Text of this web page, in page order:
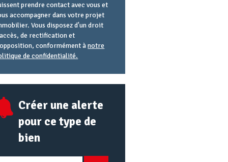
prendre contact avec vous et
accompagner dans votre projet
Vous disposez d'un droit
de rectification et
conformément ànotre
de confidentialité.
Créer une alerte
pour ce type de
bien